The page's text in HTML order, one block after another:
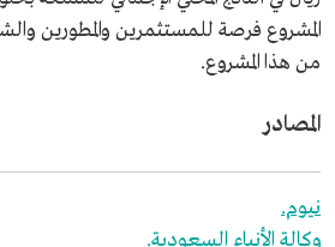
المشروع فرصة للمستثمرين والمطورين
من هذا المشروع.
المصادر
نيوم.
وكالة الأنباء السعودية.